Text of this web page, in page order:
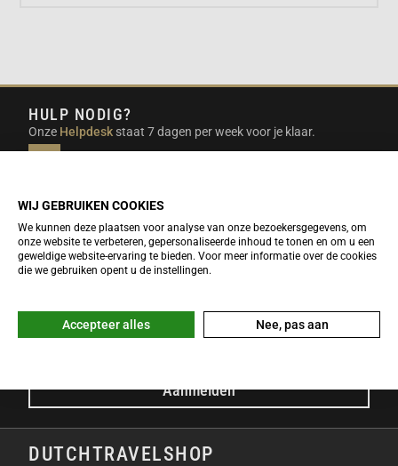
HULP NODIG?
Onze Helpdesk staat 7 dagen per week voor je klaar.
beantwoorden.
NIEUWSBRIEF
Meld je nu gratis aan voor de DTS-Nieuwsbrief en ontvang het
E-mailadres
Aanmelden
DUTCHTRAVELSHOP
WIJ GEBRUIKEN COOKIES
We kunnen deze plaatsen voor analyse van onze bezoekersgegevens, om
onze website te verbeteren, gepersonaliseerde inhoud te tonen en om u een
geweldige website-ervaring te bieden. Voor meer informatie over de cookies
die we gebruiken opent u de instellingen.
Accepteer alles Nee, pas aan